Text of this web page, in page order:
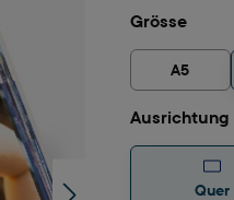
Grösse
A5
Ausrichtung
Quer